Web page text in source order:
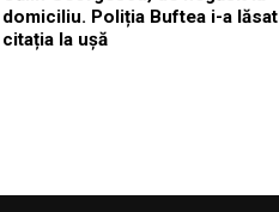
domiciliu. Poliția Buftea i-a lăsat
citația la ușă